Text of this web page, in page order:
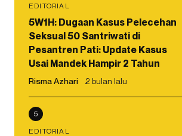
EDITORIAL
5W1H: Dugaan Kasus Pelecehan
Seksual 50 Santriwati di
Pesantren Pati: Update Kasus
Usai Mandek Hampir 2 Tahun
Risma Azhari 2 bulan lalu
5
EDITORIAL